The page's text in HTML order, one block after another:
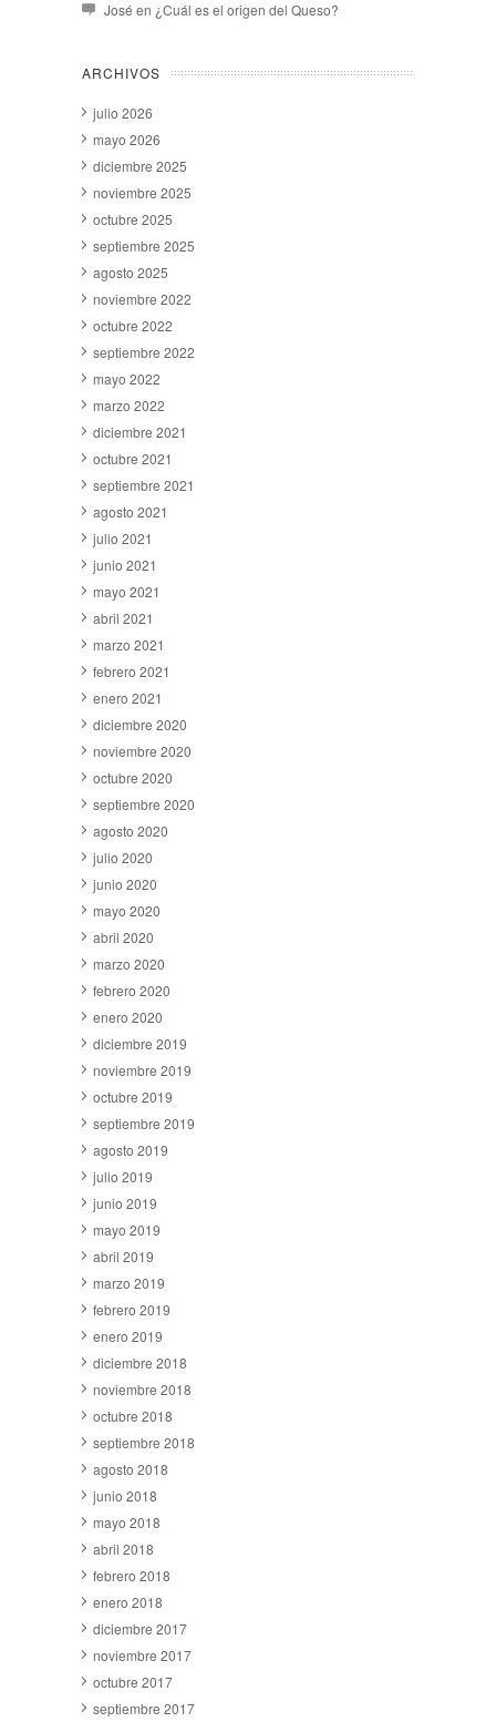
José en ¿Cuál es el origen del Queso?
ARCHIVOS
julio 2026
mayo 2026
diciembre 2025
noviembre 2025
octubre 2025
septiembre 2025
agosto 2025
noviembre 2022
octubre 2022
septiembre 2022
mayo 2022
marzo 2022
diciembre 2021
octubre 2021
septiembre 2021
agosto 2021
julio 2021
junio 2021
mayo 2021
abril 2021
marzo 2021
febrero 2021
enero 2021
diciembre 2020
noviembre 2020
octubre 2020
septiembre 2020
agosto 2020
julio 2020
junio 2020
mayo 2020
abril 2020
marzo 2020
febrero 2020
enero 2020
diciembre 2019
noviembre 2019
octubre 2019
septiembre 2019
agosto 2019
julio 2019
junio 2019
mayo 2019
abril 2019
marzo 2019
febrero 2019
enero 2019
diciembre 2018
noviembre 2018
octubre 2018
septiembre 2018
agosto 2018
junio 2018
mayo 2018
abril 2018
febrero 2018
enero 2018
diciembre 2017
noviembre 2017
octubre 2017
septiembre 2017